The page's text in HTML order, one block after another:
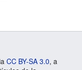
CC BY-SA 3.0, a